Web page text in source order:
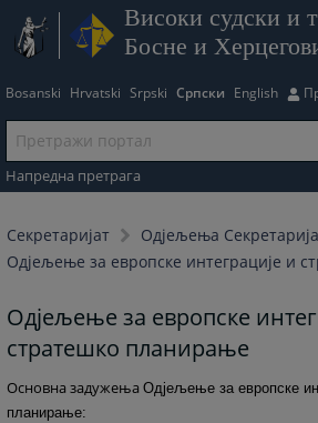
Високи судски и
Босне и
Bosanski Hrvatski Srpski Српски English
Напредна претрага
Секретаријат
Одjељења
Одјељење за европске интеграције и
Одјељење за европске
стратешко планирање
Основна задужењаОдјељење за европске
планирање: